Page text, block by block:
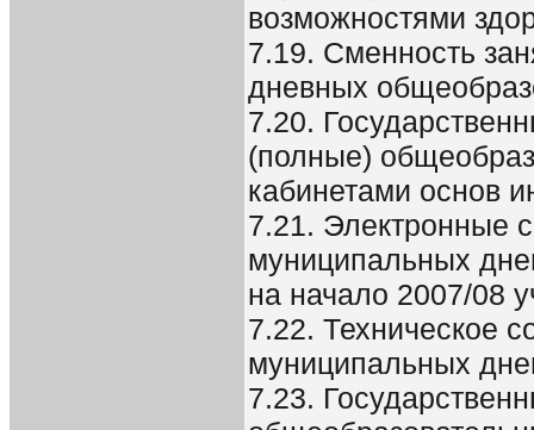
возможностями
7.19. Сменность
дневных
7.20.
(полные)
кабинетами основ
7.21. Электронные
муниципальных
на начало 2007/08
7.22. Техническое
муниципальных
7.23.